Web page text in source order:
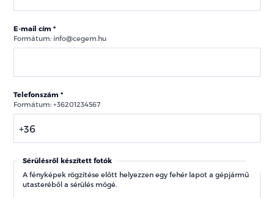
E-mail cím
Formátum: info@cegem.hu
Telefonszám
Formátum: +36201234567
Sérülésről készített fotók
A fényképek rögzítése előtt helyezzen egy fehér lapot a gépjármű
utasteréből a sérülés mögé.